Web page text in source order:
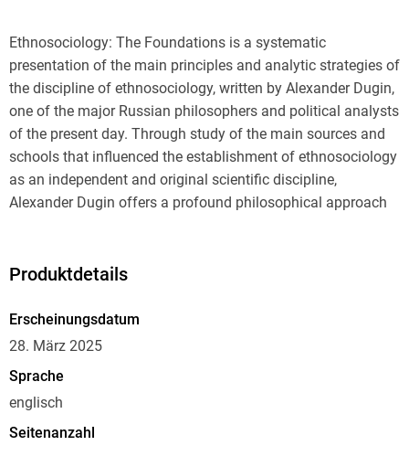
Ethnosociology: The Foundations is a systematic
presentation of the main principles and analytic strategies of
the discipline of ethnosociology, written by Alexander Dugin,
one of the major Russian philosophers and political analysts
of the present day. Through study of the main sources and
schools that influenced the establishment of ethnosociology
as an independent and original scientific discipline,
Alexander Dugin offers a profound philosophical approach
taxonomy.
broad spectrum of knowledge, and various methodologies of
ethnosociological analysis, brought together into a single,
manual for specialists in the field of sociology, philosophy,
political science, cultural studies, ethnology, international
relations, state and law, it will also be of pertinent interest to
Produktdetails
Erscheinungsdatum
28. März 2025
Sprache
englisch
Seitenanzahl